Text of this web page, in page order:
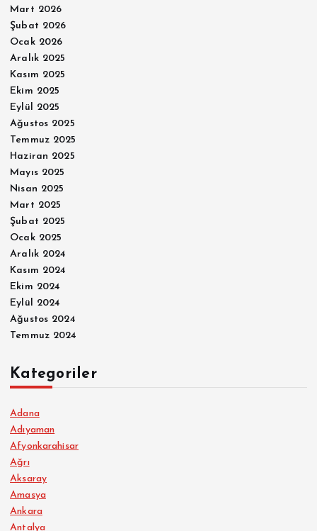
Mart 2026
Şubat 2026
Ocak 2026
Aralık 2025
Kasım 2025
Ekim 2025
Eylül 2025
Ağustos 2025
Temmuz 2025
Haziran 2025
Mayıs 2025
Nisan 2025
Mart 2025
Şubat 2025
Ocak 2025
Aralık 2024
Kasım 2024
Ekim 2024
Eylül 2024
Ağustos 2024
Temmuz 2024
Kategoriler
Adana
Adıyaman
Afyonkarahisar
Ağrı
Aksaray
Amasya
Ankara
Antalya